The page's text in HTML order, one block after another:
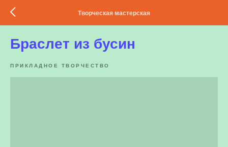
Творческая мастерская
Браслет из бусин
ПРИКЛАДНОЕ ТВОРЧЕСТВО